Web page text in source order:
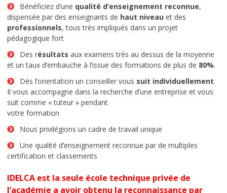
Bénéficiez d’une qualité d’enseignement reconnue,
dispensée par des enseignants de haut niveau et des
professionnels, tous très impliqués dans un projet
pédagogique fort
Des résultats aux examens très au dessus de la moyenne
et un taux d’embauche à l’issue des formations de plus de 80%.
Dès l’orientation un conseiller vous suit individuellement.
Il vous accompagne dans la recherche d’une entreprise et vous
suit comme « tuteur » pendant
votre formation
Nous privilégions un cadre de travail unique
Une qualité d’enseignement reconnue par de multiples
certification et classements
IDELCA est la seule école technique privée de
l’académie a avoir obtenu la reconnaissance par
Chiffres clés d’Idelca
Témoignages
Le cadre
Les news du BDE
INFORMATIONS
Admission à l’école
Alternance ou initial ?